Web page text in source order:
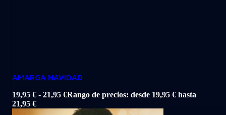
AMARGA NAVIDAD
19,95 € - 21,95 €Rango de precios: desde 19,95 € hasta
21,95 €